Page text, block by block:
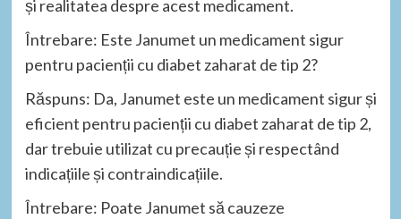
și realitatea despre acest medicament.
Întrebare: Este Janumet un medicament sigur
pentru pacienții cu diabet zaharat de tip 2?
Răspuns: Da, Janumet este un medicament sigur și
eficient pentru pacienții cu diabet zaharat de tip 2,
dar trebuie utilizat cu precauție și respectând
indicațiile și contraindicațiile.
Întrebare: Poate Janumet să cauzeze